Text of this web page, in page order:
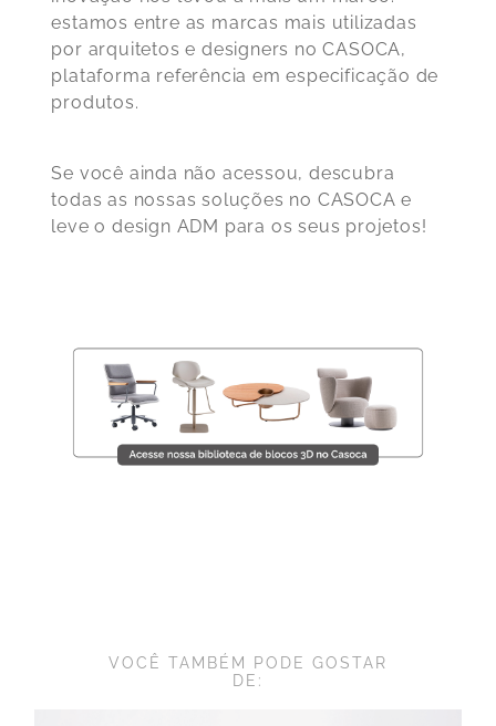
estamos entre as marcas mais utilizadas
por arquitetos e designers no CASOCA,
plataforma referência em especificação de
produtos.
Se você ainda não acessou, descubra
todas as nossas soluções no CASOCA e
leve o design ADM para os seus projetos!
VOCÊ TAMBÉM PODE GOSTAR
DE: